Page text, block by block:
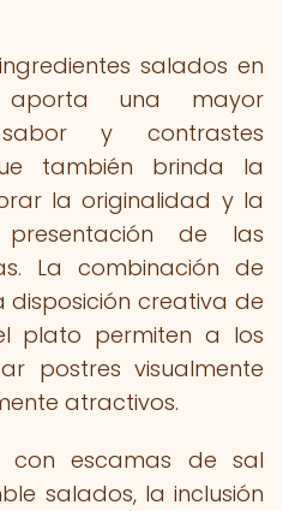
salados en
una mayor
y contrastes
también brinda la
la originalidad y la
de las
La combinación de
disposición creativa de
plato permiten a los
postres visualmente
atractivos.
con escamas de sal
salados, la inclusión